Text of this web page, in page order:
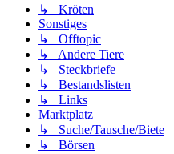
↳ Kröten
Sonstiges
↳ Offtopic
↳ Andere Tiere
↳ Steckbriefe
↳ Bestandslisten
↳ Links
Marktplatz
↳ Suche/Tausche/Biete
↳ Börsen